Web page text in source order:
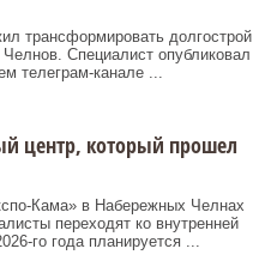
трансформировать долгострой
Специалист опубликовал
телеграм-канале ...
центр, который прошел
Кама» в Набережных Челнах
переходят ко внутренней
го года планируется ...